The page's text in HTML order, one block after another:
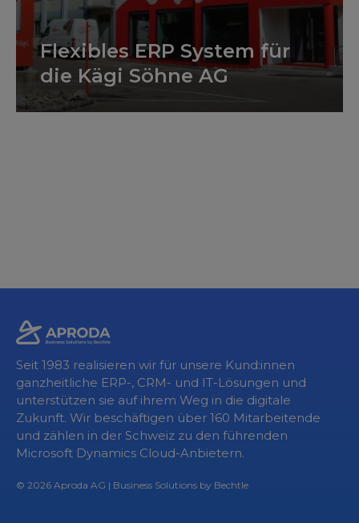
Flexibles ERP System für
die Kägi Söhne AG
Seit 1983 realisieren wir für unsere Kund:innen
ganzheitliche ERP-, CRM- und IT-Lösungen und
unterstützen sie auf ihrem Weg in die digitale
Zukunft. Wir beschäftigen über 160 Mitarbeitende
und zählen in der Schweiz zu den führenden
Microsoft Dynamics Cloud-Anbietern.
© 2026 Aproda AG | Business Solutions by Bechtle